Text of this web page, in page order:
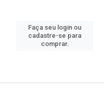
Faça seu login ou
cadastre-se para
comprar.